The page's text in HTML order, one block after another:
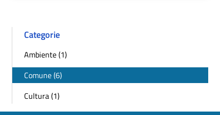
Categorie
Ambiente (1)
Comune (6)
Cultura (1)